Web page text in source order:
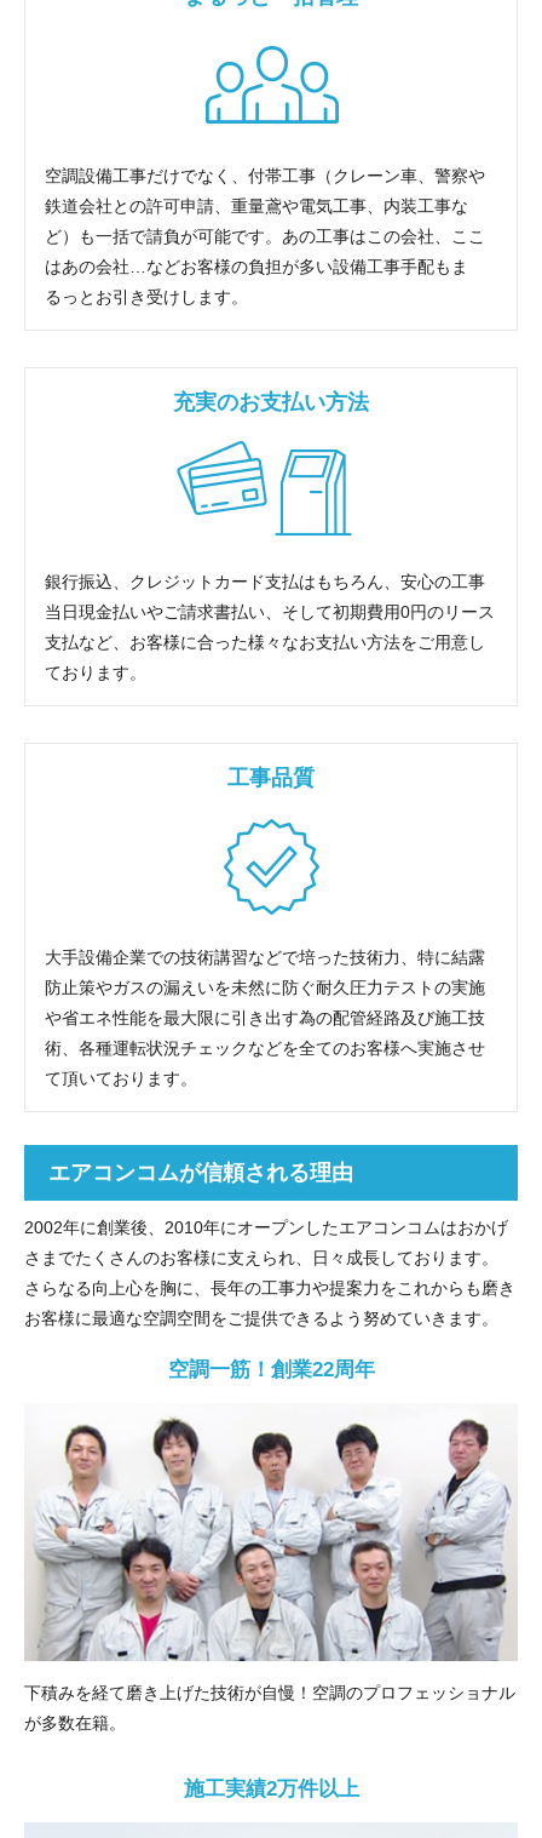
空調設備工事だけでなく、付帯工事（クレーン車、警察や
鉄道会社との許可申請、重量鳶や電気工事、内装工事な
ど）も一括で請負が可能です。あの工事はこの会社、ここ
はあの会社…などお客様の負担が多い設備工事手配もま
るっとお引き受けします。
充実のお支払い方法
銀行振込、クレジットカード支払はもちろん、安心の工事
当日現金払いやご請求書払い、そして初期費用0円のリース
支払など、お客様に合った様々なお支払い方法をご用意し
ております。
工事品質
大手設備企業での技術講習などで培った技術力、特に結露
防止策やガスの漏えいを未然に防ぐ耐久圧力テストの実施
や省エネ性能を最大限に引き出す為の配管経路及び施工技
術、各種運転状況チェックなどを全てのお客様へ実施させ
て頂いております。
エアコンコムが信頼される理由
2002年に創業後、2010年にオープンしたエアコンコムはおかげ
さまでたくさんのお客様に支えられ、日々成長しております。
さらなる向上心を胸に、長年の工事力や提案力をこれからも磨き
お客様に最適な空調空間をご提供できるよう努めていきます。
空調一筋！創業22周年
下積みを経て磨き上げた技術が自慢！空調のプロフェッショナル
が多数在籍。
施工実績2万件以上